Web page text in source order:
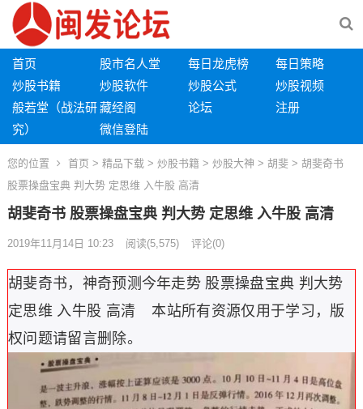
首页 股市名人堂 每日龙虎榜
每日策略
炒股书籍
炒股软件 炒股公式
炒股视频
般若堂（战法研
究）
藏经阁 论坛
注册
微信登陆
您的位置 首页 > 精品下载> 炒股书籍 > 炒股大神 > 胡斐 > 胡斐奇书
股票操盘宝典 判大势 定思维 入牛股 高清
胡斐奇书 股票操盘宝典 判大势 定思维 入牛股 高清
2019年11月14日 10:23 阅读(5,575) 评论(0)
胡斐奇书，神奇预测今年走势 股票操盘宝典 判大势
定思维 入牛股 高清
本站所有资源仅用于学习，版
权问题请留言删除。